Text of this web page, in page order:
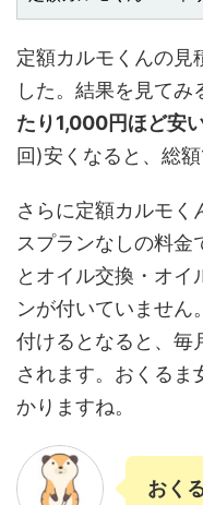
定額カルモくんの
した。結果を見てみ
たり1,000円ほど安い
回)安くなると、総
さらに定額カルモく
スプランなしの料金
とオイル交換・オイ
ンが付いていません
付けるとなると、
されます。おくるま
かりますね。
おく